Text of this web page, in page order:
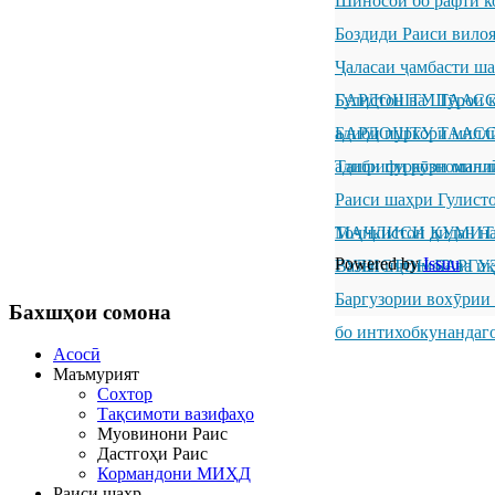
Боздиди Раиси
Ҷаласаи ҷамбасти
Гулистон ва Шӯрои
БАРДОШТУ
адиби пуркори
БАРДОШТУ
адиби пуркори
Ташрифи
Раиси шаҳри
Тоҷикистон дидан
МАҶЛИСИ
ГУЛИСТОН
Вазъи иҷтимоӣ ва
Баргузории
бо
Powered byIssuu
Бахшҳои сомона
Асосӣ
Маъмурият
Сохтор
Тақсимоти вазифаҳо
Муовинони Раис
Дастгоҳи Раис
Кормандони МИҲД